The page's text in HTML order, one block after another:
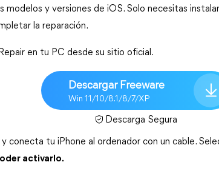
y versiones de iOS. Solo necesitas
la reparación.
en tu PC desde su sitio oficial.
Descargar Freeware
Win 11/10/8.1/8/7/XP
Descarga Segura
conecta tu iPhone al ordenador con un cable.
activarlo.